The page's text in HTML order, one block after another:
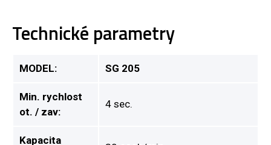
Technické parametry
MODEL: SG 205
Min. rychlost
ot. / zav:
4 sec.
Kapacita